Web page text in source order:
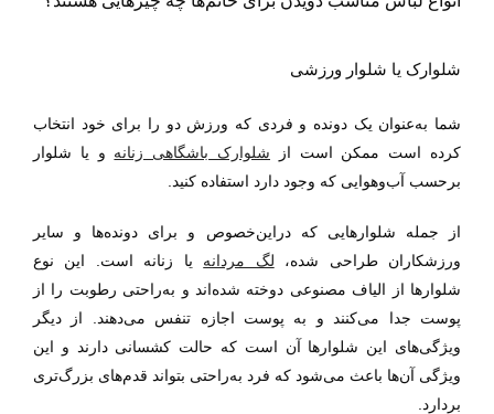
شلوارک یا شلوار ورزشی
شما به‌عنوان یک دونده و فردی که ورزش دو را برای خود انتخاب
کرده است ممکن است از شلوارک باشگاهی زنانه و یا شلوار
برحسب آب‌وهوایی که وجود دارد استفاده کنید.
از جمله شلوارهایی که دراین‌خصوص و برای دونده‌ها و سایر
ورزشکاران طراحی شده، لگ مردانه یا زنانه است. این نوع
شلوارها از الیاف مصنوعی دوخته شده‌اند و به‌راحتی رطوبت را از
پوست جدا می‌کنند و به پوست اجازه تنفس می‌دهند. از دیگر
ویژگی‌های این شلوارها آن است که حالت کشسانی دارند و این
ویژگی آن‌ها باعث می‌شود که فرد به‌راحتی بتواند قدم‌های بزرگ‌تری
بردارد.